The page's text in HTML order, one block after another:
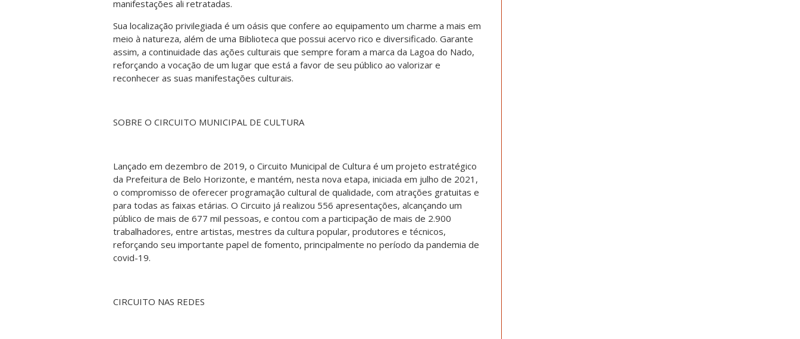
manifestações ali retratadas.
Sua localização privilegiada é um oásis que confere ao equipamento um charme a mais em
meio à natureza, além de uma Biblioteca que possui acervo rico e diversificado. Garante
assim, a continuidade das ações culturais que sempre foram a marca da Lagoa do Nado,
reforçando a vocação de um lugar que está a favor de seu público ao valorizar e
reconhecer as suas manifestações culturais.
SOBRE O CIRCUITO MUNICIPAL DE CULTURA
Lançado em dezembro de 2019, o Circuito Municipal de Cultura é um projeto estratégico
da Prefeitura de Belo Horizonte, e mantém, nesta nova etapa, iniciada em julho de 2021,
o compromisso de oferecer programação cultural de qualidade, com atrações gratuitas e
para todas as faixas etárias. O Circuito já realizou 556 apresentações, alcançando um
público de mais de 677 mil pessoas, e contou com a participação de mais de 2.900
trabalhadores, entre artistas, mestres da cultura popular, produtores e técnicos,
reforçando seu importante papel de fomento, principalmente no período da pandemia de
covid-19.
CIRCUITO NAS REDES